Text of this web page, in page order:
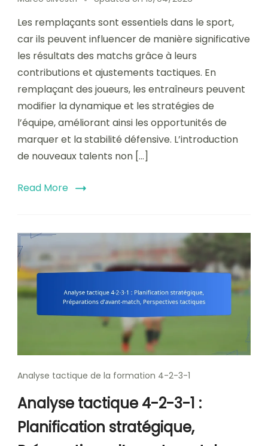
Les remplaçants sont essentiels dans le sport,
car ils peuvent influencer de manière significative
les résultats des matchs grâce à leurs
contributions et ajustements tactiques. En
remplaçant des joueurs, les entraîneurs peuvent
modifier la dynamique et les stratégies de
l’équipe, améliorant ainsi les opportunités de
marquer et la stabilité défensive. L’introduction
de nouveaux talents non […]
Read More
Analyse tactique de la formation 4-2-3-1
Analyse tactique 4-2-3-1 :
Planification stratégique,